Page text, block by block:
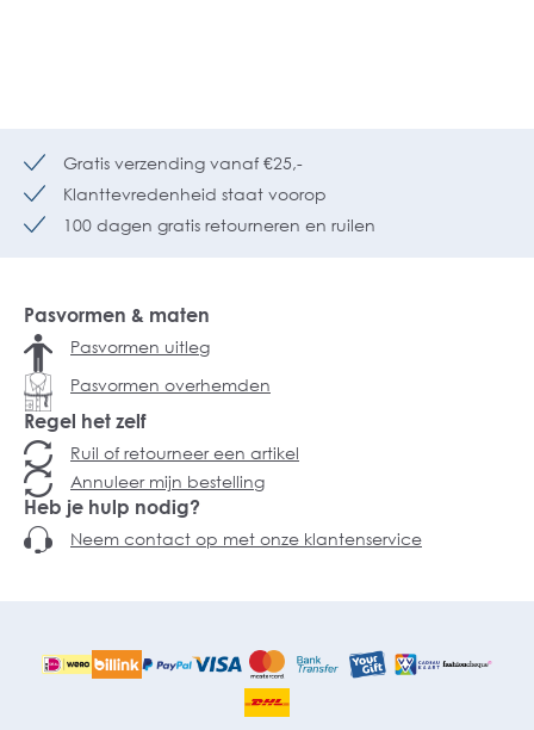
Gratis verzending vanaf €25,-
Klanttevredenheid staat voorop
100 dagen gratis retourneren en ruilen
Pasvormen & maten
Pasvormen uitleg
Pasvormen overhemden
Regel het zelf
Ruil of retourneer een artikel
Annuleer mijn bestelling
Heb je hulp nodig?
Neem contact op met onze klantenservice